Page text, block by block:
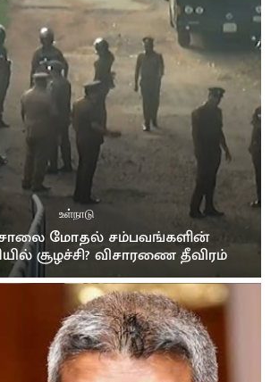
உள்நாடு
மோதல் சம்பவங்களின்
சூழச்சி? விசாரணை தீவிரம்